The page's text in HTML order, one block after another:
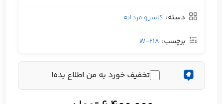
دسته: کاسیو مردانه
برچسب: W-218
تخفیف خورد به من اطلاع بده!